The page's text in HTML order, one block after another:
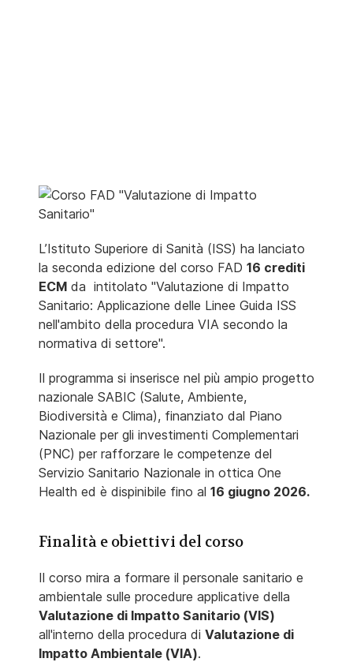
L’Istituto Superiore di Sanità (ISS) ha lanciato
la seconda edizione del corso FAD 16 crediti
ECM da intitolato "Valutazione di Impatto
Sanitario: Applicazione delle Linee Guida ISS
nell'ambito della procedura VIA secondo la
normativa di settore".
Il programma si inserisce nel più ampio progetto
nazionale SABIC (Salute, Ambiente,
Biodiversità e Clima), finanziato dal Piano
Nazionale per gli investimenti Complementari
(PNC) per rafforzare le competenze del
Servizio Sanitario Nazionale in ottica One
Health ed è dispinibile fino al 16 giugno 2026.
Finalità e obiettivi del corso
Il corso mira a formare il personale sanitario e
ambientale sulle procedure applicative della
Valutazione di Impatto Sanitario (VIS)
all'interno della procedura di Valutazione di
Impatto Ambientale (VIA).